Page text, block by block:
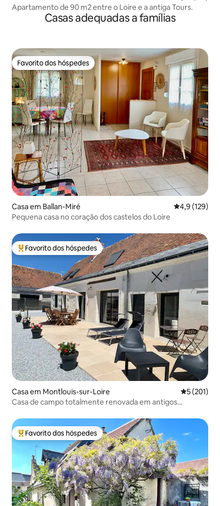
Apartamento de 90 m2 entre o Loire e a antiga Tours.
Casas adequadas a famílias
Favorito dos hóspedes
Favorito dos hóspedes
Casa em Ballan-Miré Classificação
4,9 (129)
Pequena casa no coração dos castelos do Loire
Favoritos dos hóspedes mais apreciados
Favorito dos hóspedes
Casa em Montlouis-sur-Loire
5 (201)
Casa de campo totalmente renovada em antigos
Favoritos dos hóspedes mais apreciados
Favorito dos hóspedes